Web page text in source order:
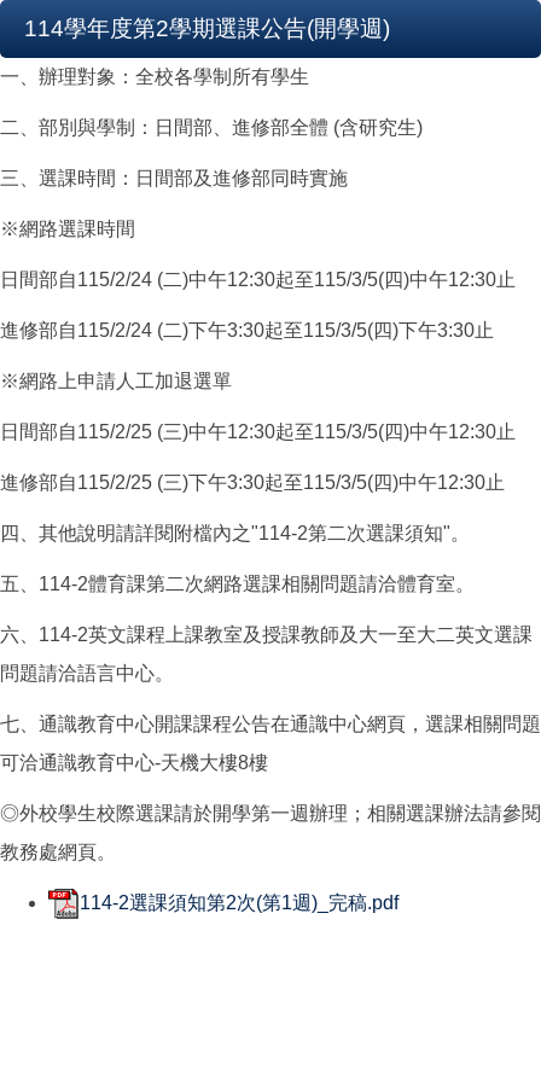
114學年度第2學期選課公告(開學週)
一、辦理對象：全校各學制所有學生
二、部別與學制：日間部、進修部全體 (含研究生)
三、選課時間：日間部及進修部同時實施
※網路選課時間
日間部自115/2/24 (二)中午12:30起至115/3/5(四)中午12:30止
進修部自115/2/24 (二)下午3:30起至115/3/5(四)下午3:30止
※網路上申請人工加退選單
日間部自115/2/25 (三)中午12:30起至115/3/5(四)中午12:30止
進修部自115/2/25 (三)下午3:30起至115/3/5(四)中午12:30止
四、其他說明請詳閱附檔內之"114-2第二次選課須知"。
五、114-2體育課第二次網路選課相關問題請洽體育室。
六、114-2英文課程上課教室及授課教師及大一至大二英文選課
問題請洽語言中心。
七、通識教育中心開課課程公告在通識中心網頁，選課相關問題
可洽通識教育中心-天機大樓8樓
◎外校學生校際選課請於開學第一週辦理；相關選課辦法請參閱
教務處網頁。
114-2選課須知第2次(第1週)_完稿.pdf